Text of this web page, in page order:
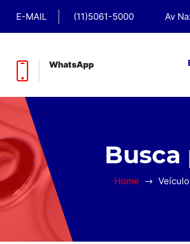
E-MAIL (11)5061-5000 Av
WhatsApp
Busca
Home